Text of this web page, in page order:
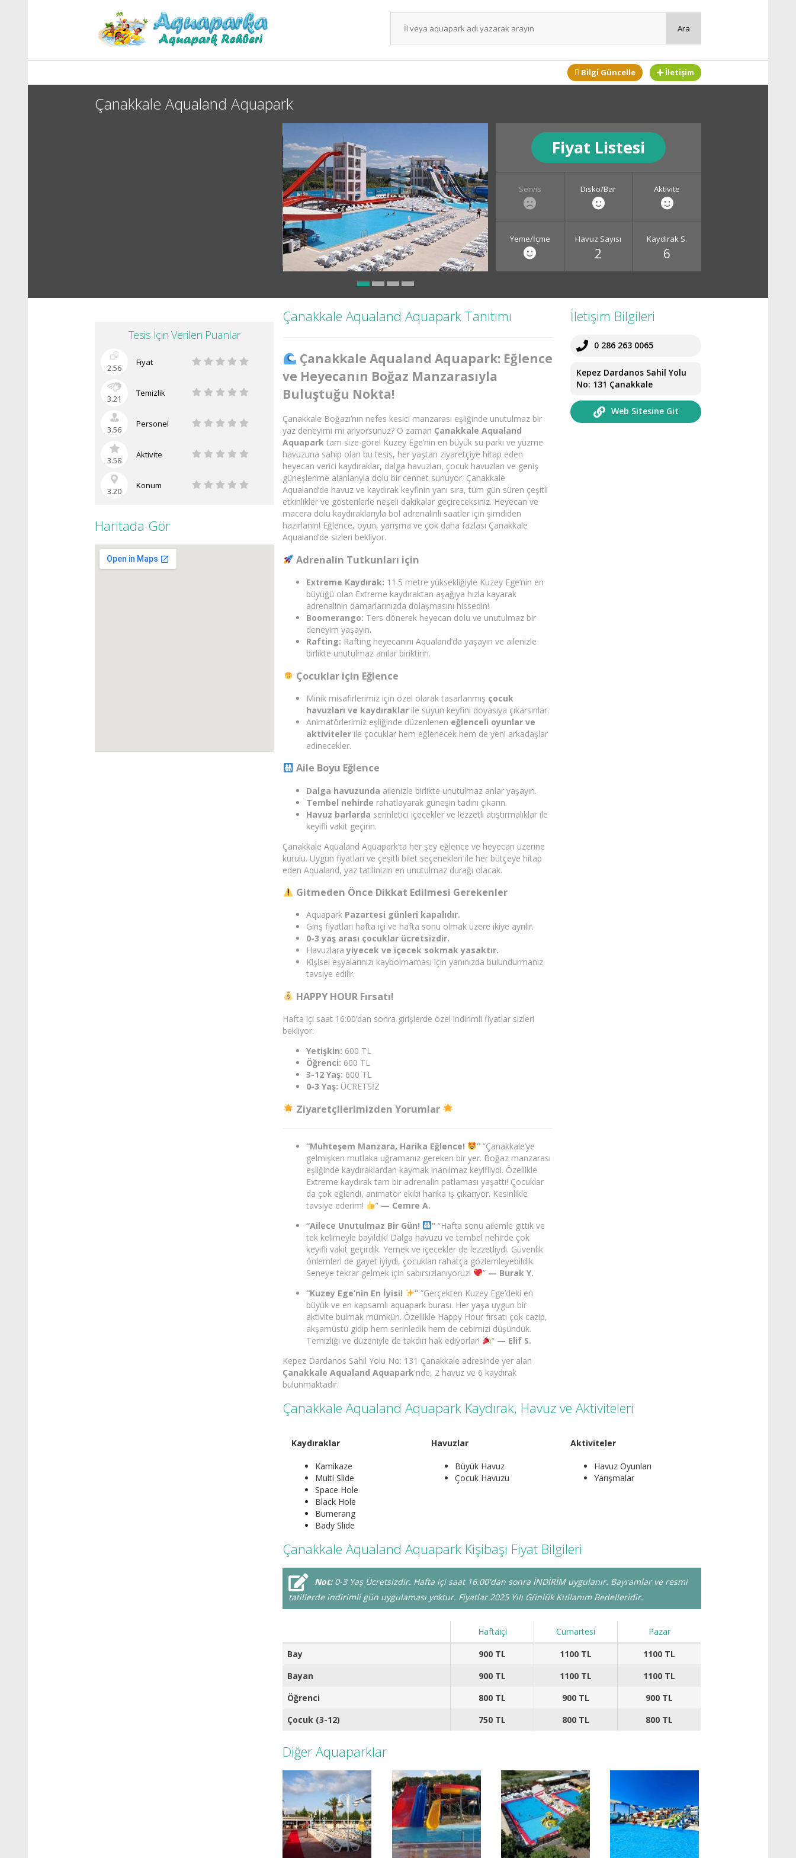
Bilgi Güncelle İletişim
Çanakkale Aqualand Aquapark
Fiyat Listesi
Servis Disko/Bar Aktivite
Yeme/İçme Havuz Sayısı
2
Kaydırak S.
6
Tesis İçin Verilen Puanlar
2.56
Fiyat
3.21
Temizlik
3.56
Personel
3.58
Aktivite
3.20
Konum
Haritada Gör
Çanakkale Aqualand Aquapark Tanıtımı
Çanakkale Aqualand Aquapark: Eğlence
ve Heyecanın Boğaz Manzarasıyla
Buluştuğu Nokta!
Çanakkale Boğazı’nın nefes kesici manzarası eşliğinde unutulmaz bir
yaz deneyimi mi arıyorsunuz? O zaman Çanakkale Aqualand
Aquapark tam size göre! Kuzey Ege’nin en büyük su parkı ve yüzme
havuzuna sahip olan bu tesis, her yaştan ziyaretçiye hitap eden
heyecan verici kaydıraklar, dalga havuzları, çocuk havuzları ve geniş
güneşlenme alanlarıyla dolu bir cennet sunuyor. Çanakkale
Aqualand’de havuz ve kaydırak keyfinin yanı sıra, tüm gün süren çeşitli
etkinlikler ve gösterilerle neşeli dakikalar geçireceksiniz. Heyecan ve
macera dolu kaydıraklarıyla bol adrenalinli saatler için şimdiden
hazırlanın! Eğlence, oyun, yarışma ve çok daha fazlası Çanakkale
Aqualand’de sizleri bekliyor.
Adrenalin Tutkunları için
Extreme Kaydırak: 11.5 metre yüksekliğiyle Kuzey Ege’nin en
büyüğü olan Extreme kaydıraktan aşağıya hızla kayarak
adrenalinin damarlarınızda dolaşmasını hissedin!
Boomerango: Ters dönerek heyecan dolu ve unutulmaz bir
deneyim yaşayın.
Rafting: Rafting heyecanını Aqualand’da yaşayın ve ailenizle
birlikte unutulmaz anılar biriktirin.
Çocuklar için Eğlence
Minik misafirlerimiz için özel olarak tasarlanmış çocuk
havuzları ve kaydıraklar ile suyun keyfini doyasıya çıkarsınlar.
Animatörlerimiz eşliğinde düzenlenen eğlenceli oyunlar ve
aktiviteler ile çocuklar hem eğlenecek hem de yeni arkadaşlar
edinecekler.
Aile Boyu Eğlence
Dalga havuzunda ailenizle birlikte unutulmaz anlar yaşayın.
Tembel nehirde rahatlayarak güneşin tadını çıkarın.
Havuz barlarda serinletici içecekler ve lezzetli atıştırmalıklar ile
keyifli vakit geçirin.
Çanakkale Aqualand Aquapark’ta her şey eğlence ve heyecan üzerine
kurulu. Uygun fiyatları ve çeşitli bilet seçenekleri ile her bütçeye hitap
eden Aqualand, yaz tatilinizin en unutulmaz durağı olacak.
Gitmeden Önce Dikkat Edilmesi Gerekenler
Aquapark Pazartesi günleri kapalıdır.
Giriş fiyatları hafta içi ve hafta sonu olmak üzere ikiye ayrılır.
0-3 yaş arası çocuklar ücretsizdir.
Havuzlarayiyecek ve içecek sokmak yasaktır.
Kişisel eşyalarınızı kaybolmaması için yanınızda bulundurmanız
tavsiye edilir.
HAPPY HOUR Fırsatı!
Hafta içi saat 16:00’dan sonra girişlerde özel indirimli fiyatlar sizleri
bekliyor:
Yetişkin: 600 TL
Öğrenci: 600 TL
3-12 Yaş: 600 TL
0-3 Yaş: ÜCRETSİZ
Ziyaretçilerimizden Yorumlar
“Muhteşem Manzara, Harika Eğlence! ” “Çanakkale’ye
gelmişken mutlaka uğramanız gereken bir yer. Boğaz manzarası
eşliğinde kaydıraklardan kaymak inanılmaz keyifliydi. Özellikle
Extreme kaydırak tam bir adrenalin patlaması yaşattı! Çocuklar
da çok eğlendi, animatör ekibi harika iş çıkarıyor. Kesinlikle
tavsiye ederim!
” — Cemre A.
“Ailece Unutulmaz Bir Gün!
” “Hafta sonu ailemle gittik ve
tek kelimeyle bayıldık! Dalga havuzu ve tembel nehirde çok
keyifli vakit geçirdik. Yemek ve içecekler de lezzetliydi. Güvenlik
önlemleri de gayet iyiydi, çocukları rahatça gözlemleyebildik.
Seneye tekrar gelmek için sabırsızlanıyoruz!
” — Burak Y.
“Kuzey Ege’nin En İyisi!
” “Gerçekten Kuzey Ege’deki en
büyük ve en kapsamlı aquapark burası. Her yaşa uygun bir
aktivite bulmak mümkün. Özellikle Happy Hour fırsatı çok cazip,
akşamüstü gidip hem serinledik hem de cebimizi düşündük.
Temizliği ve düzeniyle de takdiri hak ediyorlar!
” — Elif S.
Kepez Dardanos Sahil Yolu No: 131 Çanakkale adresinde yer alan
Çanakkale Aqualand Aquapark'nde, 2 havuz ve 6 kaydırak
bulunmaktadır.
İletişim Bilgileri
0 286 263 0065
Kepez Dardanos Sahil Yolu
No: 131 Çanakkale
Web Sitesine Git
Çanakkale Aqualand Aquapark Kaydırak, Havuz ve Aktiviteleri
Kaydıraklar
Kamikaze
Multi Slide
Space Hole
Black Hole
Bumerang
Bady Slide
Havuzlar
Büyük Havuz
Çocuk Havuzu
Aktiviteler
Havuz Oyunları
Yarışmalar
Çanakkale Aqualand Aquapark Kişibaşı Fiyat Bilgileri
Not: 0-3 Yaş Ücretsizdir. Hafta içi saat 16:00'dan sonra İNDİRİM uygulanır. Bayramlar ve resmi
tatillerde indirimli gün uygulaması yoktur. Fiyatlar 2025 Yılı Günlük Kullanım Bedelleridir.
Haftaiçi Cumartesi
Pazar
Bay
900 TL 1100 TL
1100 TL
Bayan
900 TL 1100 TL
1100 TL
Öğrenci
800 TL 900 TL
900 TL
Çocuk (3-12)
750 TL 800 TL 800 TL
Diğer Aquaparklar